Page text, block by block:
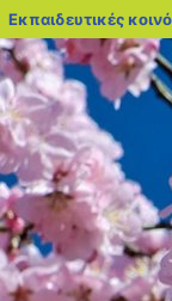
Εκπαιδευτικές